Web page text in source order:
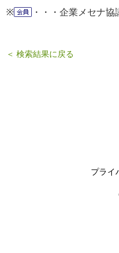
※ ・・・企業メセナ協
＜ 検索結果に戻る
プライ